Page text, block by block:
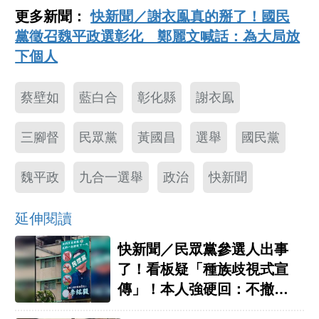
更多新聞：快新聞／謝衣鳯真的掰了！國民
黨徵召魏平政選彰化 鄭麗文喊話：為大局放
下個人
蔡壁如 藍白合 彰化縣 謝衣鳯
三腳督 民眾黨 黃國昌 選舉 國民黨
魏平政 九合一選舉 政治 快新聞
延伸閱讀
快新聞／民眾黨參選人出事
了！看板疑「種族歧視式宣
傳」！本人強硬回：不撤不